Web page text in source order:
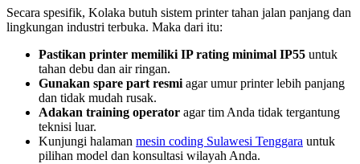
Secara spesifik, Kolaka butuh sistem printer tahan jalan panjang dan
lingkungan industri terbuka. Maka dari itu:
Pastikan printer memiliki IP rating minimal IP55 untuk
tahan debu dan air ringan.
Gunakan spare part resmi agar umur printer lebih panjang
dan tidak mudah rusak.
Adakan training operator agar tim Anda tidak tergantung
teknisi luar.
Kunjungi halaman mesin coding Sulawesi Tenggara untuk
pilihan model dan konsultasi wilayah Anda.